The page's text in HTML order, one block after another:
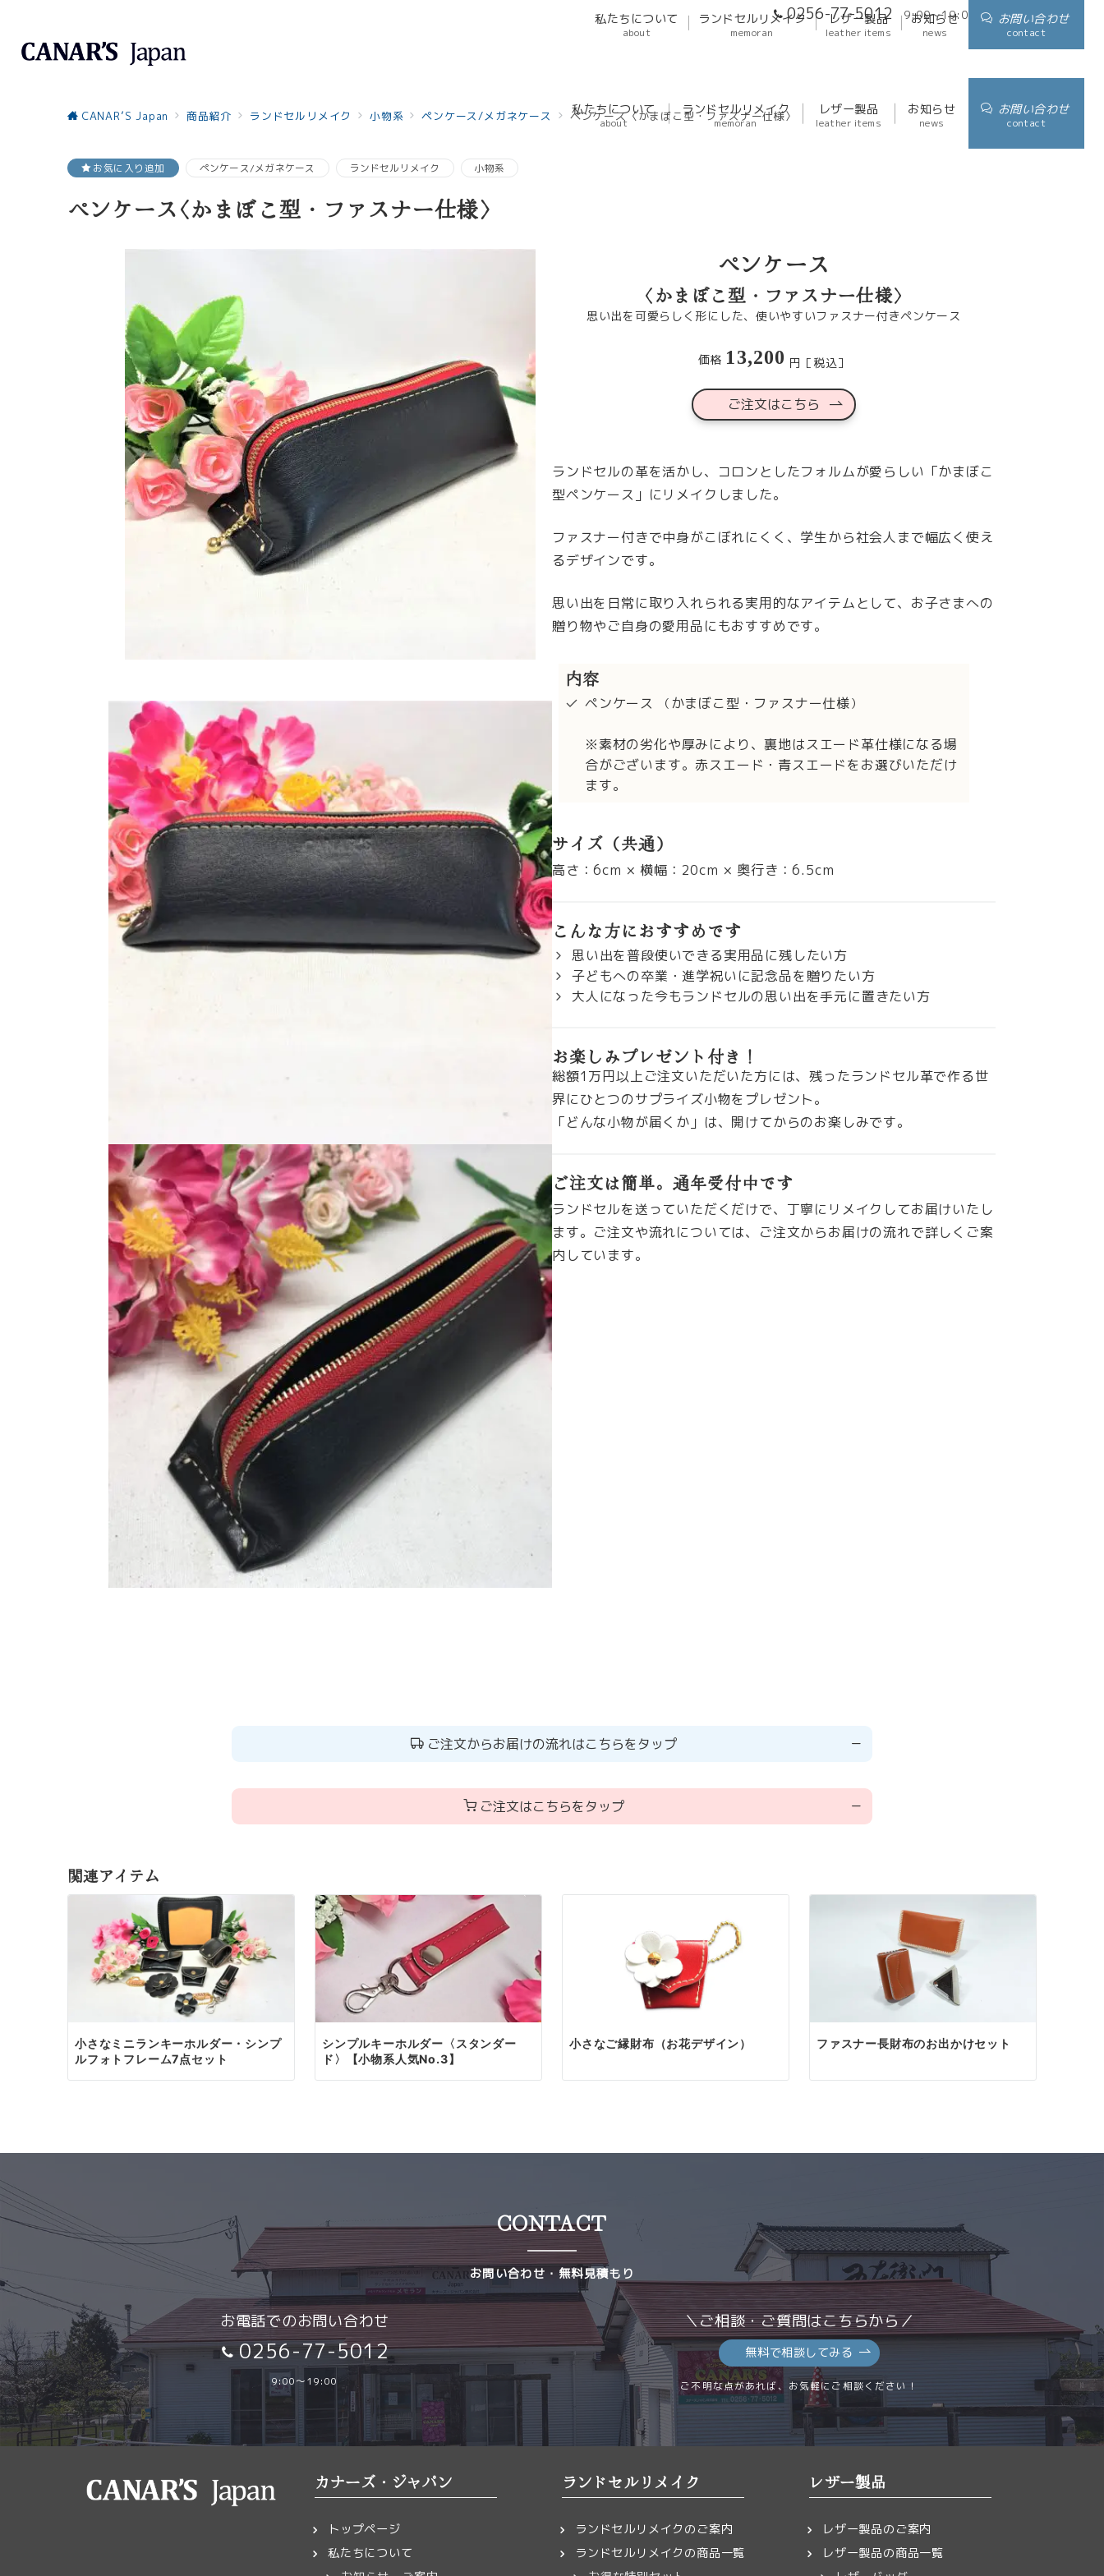
0256-77-5012 9:00～19:00 アクセス
私たちについて
about
ランドセルリメイク
memoran
レザー製品
leather items
お知らせ
news
お問い合わせ
contact
私たちについて
about
ランドセルリメイク
memoran
レザー製品
leather items
お知らせ
news
お問い合わせ
contact
CANAR’S Japan 商品紹介 ランドセルリメイク 小物系 ペンケース/メガネケース ペンケース〈かまぼこ型・ファスナー仕様〉
お気に入り追加 ペンケース/メガネケース ランドセルリメイク 小物系
ペンケース〈かまぼこ型・ファスナー仕様〉
ペンケース
〈かまぼこ型・ファスナー仕様〉
思い出を可愛らしく形にした、使いやすいファスナー付きペンケース
価格 13,200 円［税込］
ご注文はこちら
ランドセルの革を活かし、コロンとしたフォルムが愛らしい「かまぼこ
型ペンケース」にリメイクしました。
ファスナー付きで中身がこぼれにくく、学生から社会人まで幅広く使え
るデザインです。
思い出を日常に取り入れられる実用的なアイテムとして、お子さまへの
贈り物やご自身の愛用品にもおすすめです。
内容
ペンケース （ かまぼこ型・ファスナー仕様）
※素材の劣化や厚みにより、裏地はスエード革仕様になる場
合がございます。赤スエード・青スエードをお選びいただけ
ます。
サイズ（共通）
高さ：6cm × 横幅：20cm × 奥行き：6.5cm
こんな方におすすめです
思い出を普段使いできる実用品に残したい方
子どもへの卒業・進学祝いに記念品を贈りたい方
大人になった今もランドセルの思い出を手元に置きたい方
お楽しみプレゼント付き！
総額1万円以上ご注文いただいた方には、残ったランドセル革で作る世
界にひとつのサプライズ小物をプレゼント。
「どんな小物が届くか」は、開けてからのお楽しみです。
ご注文は簡単。通年受付中です
ランドセルを送っていただくだけで、丁寧にリメイクしてお届けいたし
ます。ご注文や流れについては、ご注文からお届けの流れで詳しくご案
内しています。
ご注文からお届けの流れはこちらをタップ
お問い合わせ・ご注文
まずお問い合わせページ（メールフォーム）または お電話にてご連絡ください。
お電話での対応は AM9:00～PM19:00 まで。
メールでのお問い合わせは24時間受け付けておりますが、21時以降のご連絡には翌日
のご返信となる場合がございます。
お見積りのご案内
ご注文確定後、お客様の大切なランドセルを下記住所までお送りください。
送料はお客様のご負担となります。
送り先住所
〒959-0418 新潟県新潟市西蒲区升岡161-1
TEL:0256-77-5012
カナーズ・ジャパン株式会社
製作開始
ご注文が混み合う時期（3月～6月）には、製作や発送にお時間をいただく場合がござ
完成・お届け・お支払い
ご注文はこちらをタップ
お問い合わせフォーム
必須 お名前
メールアドレス
お電話番号
ご住所
必須 ご相談項目
納期・価格について
レザー体験教室
クラフト教室
ご相談
必須 メッセージ本文
ランドセルなどの
または
ファイルを選択
/ 5
関連アイテム
小さなミニランキーホルダー・シンプ
ルフォトフレーム7点セット
シンプルキーホルダー〈スタンダー
ド〉【小物系人気No.3】
小さなご縁財布（お花デザイン） ファスナー長財布のお出かけセット
CONTACT
お問い合わせ・無料見積もり
お電話でのお問い合わせ
0256-77-5012
9:00～19:00
＼ご相談・ご質問はこちらから／
無料で相談してみる
ご不明な点があれば、お気軽にご相談ください！
カナーズ・ジャパン
トップページ
私たちについて
ランドセルリメイク
ランドセルリメイクのご案内
ランドセルリメイクの商品一覧
レザー製品
レザー製品のご案内
レザー製品の商品一覧